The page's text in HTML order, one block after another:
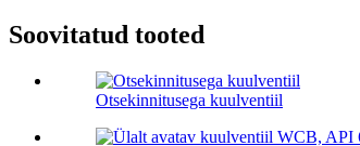
Soovitatud tooted
Otsekinnitusega kuulventiil